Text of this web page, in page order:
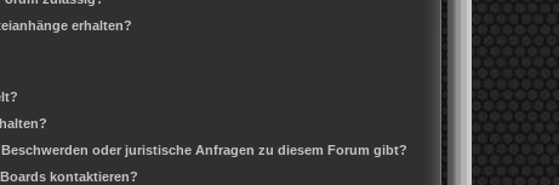
erhalten?
oder juristische Anfragen zu diesem Forum gibt?
kontaktieren?